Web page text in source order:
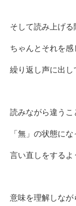
そして読み上げる
ちゃんとそれを
繰り返し声に出し
読みながら違うこ
「無」の状態に
言い直しをするよ
意味を理解しなが